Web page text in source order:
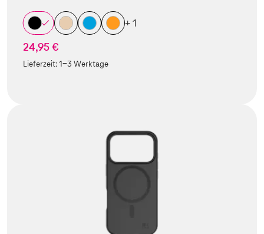
+ 1
24,95 €
Lieferzeit:1-3 Werktage